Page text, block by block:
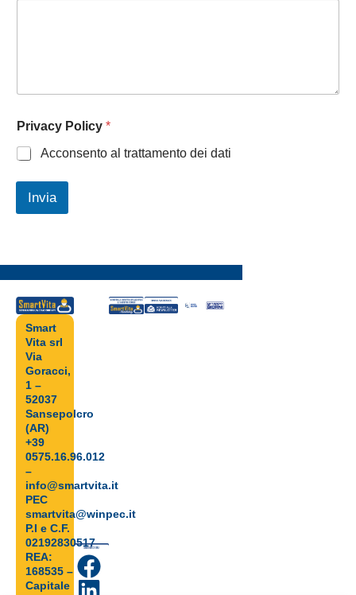
Privacy Policy *
Acconsento al trattamento dei dati
Invia
Smart
Vita srl
Via
Goracci,
1 –
52037
Sansepolcro
(AR)
+39
0575.16.96.012
–
info@smartvita.it
PEC
smartvita@winpec.it
P.I e C.F.
02192830517
REA:
168535 –
Capitale